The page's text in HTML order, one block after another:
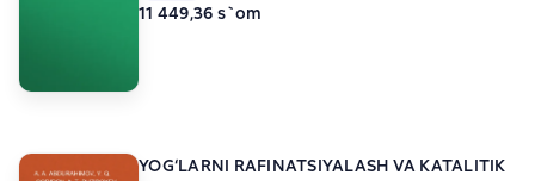
11 449,36 s`om
YOG‘LARNI RAFINATSIYALASH VA KATALITIK